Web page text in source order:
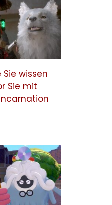
Sie wissen
Sie mit